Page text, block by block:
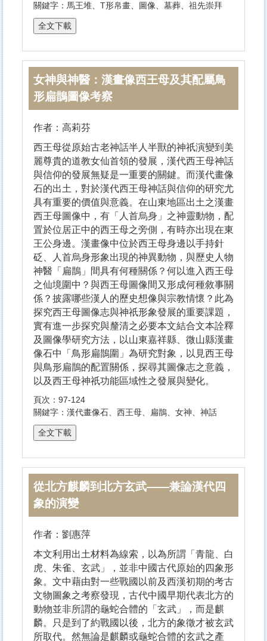
關鍵字：馬王堆、T形帛畫、圖像、墓葬、祖先崇拜
女神與神醫：漢畫像西王母及其配屬鳥
形扁鵲圖像考察
作者：高莉芬
西王母從原始古老神話半人半獸的神祇演變到美
麗尊貴的道教女仙首領的發展，漢代西王母神話
與信仰的發展無疑是一重要的關鍵。而漢代畫像
石的出土，對於漢代西王母神話與信仰的研究尤
具有重要的價值與意義。在山東地區出土之漢畫
西王母圖像中，有「人首烏身」之神靈動物，配
置於位居正中的西王母之旁側，有時亦出現在東
王公身邊。漢畫像中位於西王母身邊以手持針
砭、人首烏身形象出現的神異動物，與歷史人物
神醫「扁鵲」間具有何種關係？何以進入西王母
之仙境圍中？與西王母圖像間又形成何種敘事關
係？披露哪些漢人的歷史想像與宗教情懷？此為
探究西王母圖像志與神祇形象發展的重要課題，
實有進一步探究與釐清之必要本文結合文本詮釋
及圖像學研究方法，以山東嘉祥縣、微山縣漢畫
像石中「鳥形扁鵲圍」為研究對象，以見西王母
與鳥形扁鵲的配置關係，探尋其圖像志之意義，
以及西王母神祇功能區域性之發展與變化。
頁次：97-124
關鍵字：漢代畫像石、西王母、扁鵲、女神、神話
從北方麒麟到北方玄武——兼論漢代四
象的演變
作者：劉惠萍
本文利用出土材料為線索，以為所謂「青龍、白
虎、朱雀、玄武」，並非中國古代原始的四象形
象。文中藉由對一些戰國以前及西漢初期的考古
文物圖象之考察發現，古代中國早期代表北方的
動物並非所謂的龜蛇合體的「玄武」，而是麒
麟。只是到了約戰國以後，北方的象徵才被玄武
所取代。然無論是麒麟或龜蛇合體的玄武之產